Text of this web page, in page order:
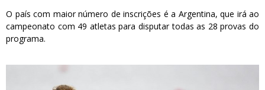
O país com maior número de inscrições é a Argentina, que irá ao
campeonato com 49 atletas para disputar todas as 28 provas do
programa.